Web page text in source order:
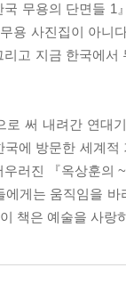
국 무용의 단면들
용 사진집이 아니
고 지금 한국에
로 써 내려간 연대
에 방문한 세계
러진 『옥상훈의
게는 움직임을
책은 예술을 사랑